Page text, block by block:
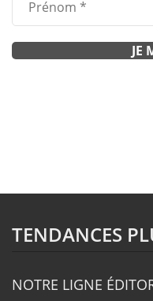
TENDANCES
NOTRE LIGNE